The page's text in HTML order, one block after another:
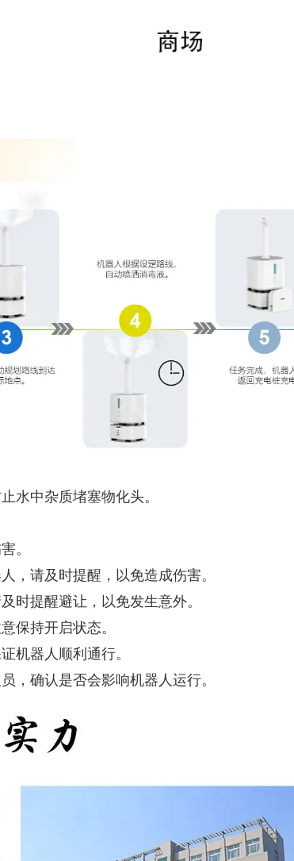
水中杂质堵塞物化头。
。
，请及时提醒，以免造成伤害。
时提醒避让，以免发生意外。
保持开启状态。
机器人顺利通行。
，确认是否会影响机器人运行。